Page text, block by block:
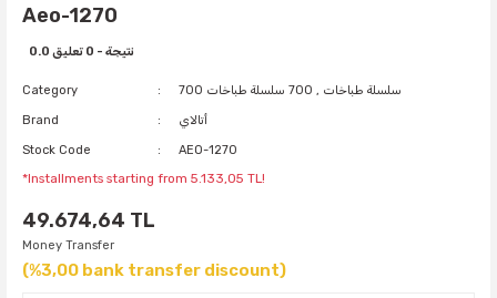
Aeo-1270
0.0 نتيجة - 0 تعليق
Category 700 سلسلة طباخات , 700 سلسلة طباخات
Brand أتالاي
Stock Code AEO-1270
*Installments starting from 5.133,05 TL!
49.674,64 TL
Money Transfer
(%3,00 bank transfer discount)